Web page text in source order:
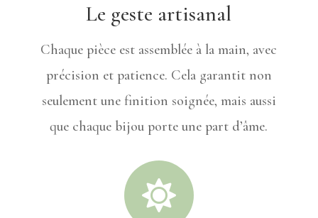
Le geste artisanal
Chaque pièce est assemblée à la main, avec
précision et patience. Cela garantit non
seulement une finition soignée, mais aussi
que chaque bijou porte une part d’âme.
